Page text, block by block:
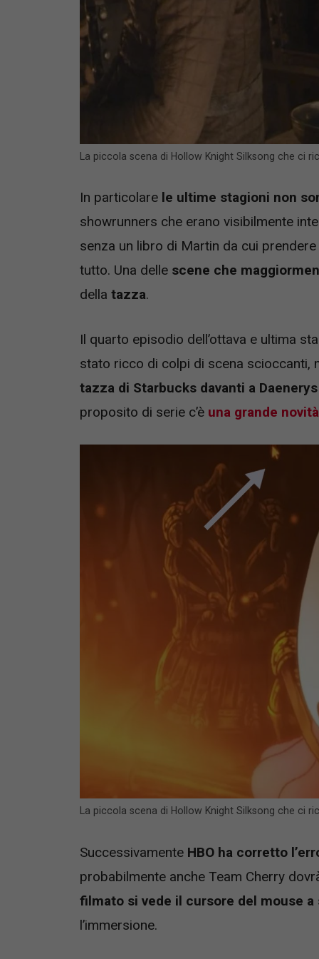
La piccola scena di Hollow Knight Silksong che ci
In particolare le ultime stagioni non
showrunners che erano visibilmente
senza un libro di Martin da cui
tutto. Una delle scene che
della tazza.
Il quarto episodio dell’ottava e ultima
stato ricco di colpi di scena scioccanti,
tazza di Starbucks davanti a Daenerys
proposito di serie c’è una grande
La piccola scena di Hollow Knight Silksong che ci
Successivamente HBO ha corretto
probabilmente anche Team Cherry
filmato si vede il cursore del mouse a
l’immersione.